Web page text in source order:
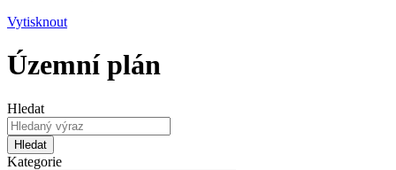
Vytisknout
Územní plán
Hledat
Hledat
Kategorie